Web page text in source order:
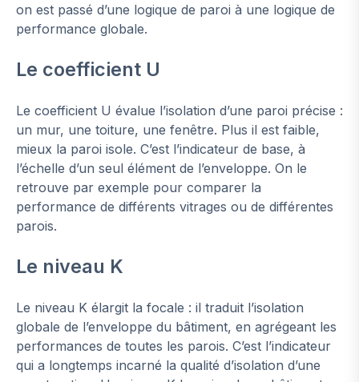
on est passé d’une logique de paroi à une logique de
performance globale.
Le coefficient U
Le coefficient U évalue l’isolation d’une paroi précise :
un mur, une toiture, une fenêtre. Plus il est faible,
mieux la paroi isole. C’est l’indicateur de base, à
l’échelle d’un seul élément de l’enveloppe. On le
retrouve par exemple pour comparer la
performance de différents vitrages ou de différentes
parois.
Le niveau K
Le niveau K élargit la focale : il traduit l’isolation
globale de l’enveloppe du bâtiment, en agrégeant les
performances de toutes les parois. C’est l’indicateur
qui a longtemps incarné la qualité d’isolation d’une